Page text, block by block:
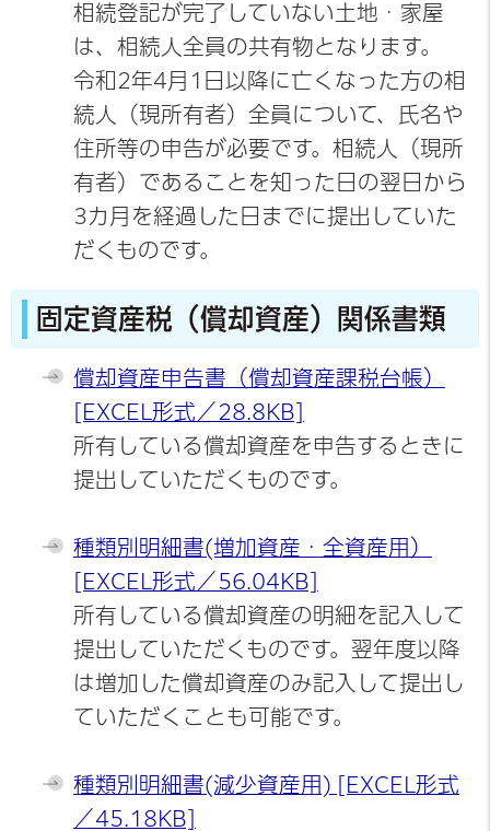
相続登記が完了していない土地・家屋
は、相続人全員の共有物となります。
令和2年4月1日以降に亡くなった方の相
続人（現所有者）全員について、氏名や
住所等の申告が必要です。相続人（現所
有者）であることを知った日の翌日から
3カ月を経過した日までに提出していた
だくものです。
固定資産税（償却資産）関係書類
償却資産申告書（償却資産課税台帳）
[EXCEL形式／28.8KB]
所有している償却資産を申告するときに
提出していただくものです。
種類別明細書(増加資産・全資産用）
[EXCEL形式／56.04KB]
所有している償却資産の明細を記入して
提出していただくものです。翌年度以降
は増加した償却資産のみ記入して提出し
ていただくことも可能です。
種類別明細書(減少資産用) [EXCEL形式
／45.18KB]